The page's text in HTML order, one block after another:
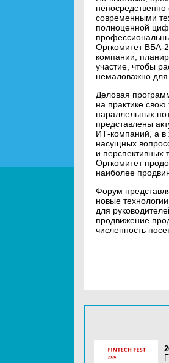
современными
полноценной
Оргкомитет ВБА-
компании,
участие, чтобы
немаловажно
Деловая
на практике
параллельных
представлены
ИТ-компаний, а в
насущных
и перспективных
Оргкомитет
наиболее
Форум
новые
для
продвижение
численность